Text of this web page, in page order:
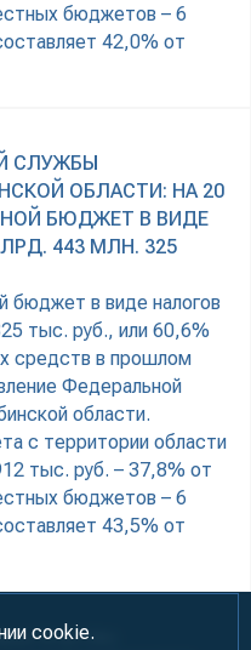
бюджетов – 6
42,0% от
СЛУЖБЫ
ОБЛАСТИ: НА 20
БЮДЖЕТ В ВИДЕ
443 МЛН. 325
бюджет в виде налогов
тыс. руб., или 60,6%
средств в прошлом
Федеральной
области.
с территории области
тыс. руб. – 37,8% от
бюджетов – 6
43,5% от
18 лет (18+)
cookie.